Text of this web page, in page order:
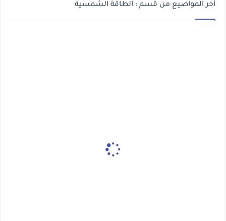
أخر المواضيع من قسم : الطاقة الشمسية